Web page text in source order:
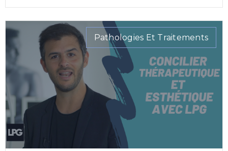
Pathologies Et Traitements